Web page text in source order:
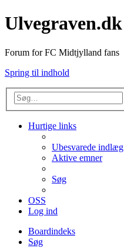
Ulvegraven.dk
Forum for FC Midtjylland fans
Spring til indhold
Hurtige links
Ubesvarede indlæg
Aktive emner
Søg
OSS
Log ind
Boardindeks
Søg